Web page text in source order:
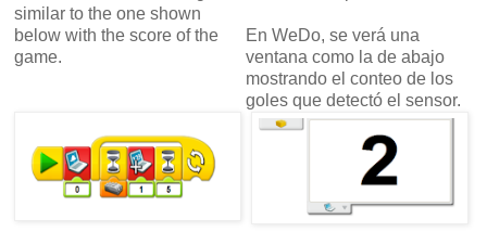
similar to the one shown
below with the score of the
game.
En WeDo, se verá una
ventana como la de abajo
mostrando el conteo de los
goles que detectó el sensor.